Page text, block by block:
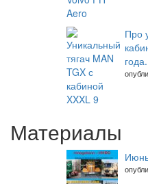
Про
года.
Материалы